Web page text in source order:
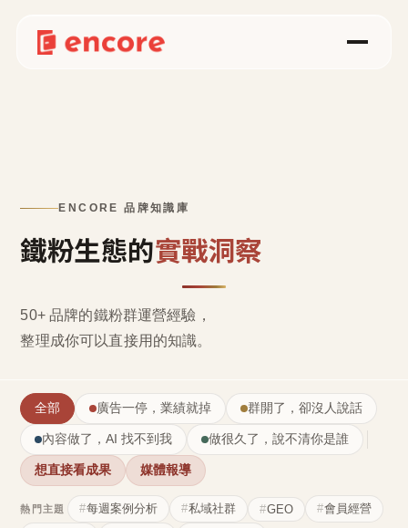
ENCORE 品牌知識庫
鐵粉生態的實戰洞察
50+ 品牌的鐵粉群運營經驗，
整理成你可以直接用的知識。
全部 廣告一停，業績就掉 群開了，卻沒人說話
內容做了，AI 找不到我 做很久了，說不清你是誰
想直接看成果 媒體報導
熱門主題 每週案例分析 私域社群 GEO
會員經營